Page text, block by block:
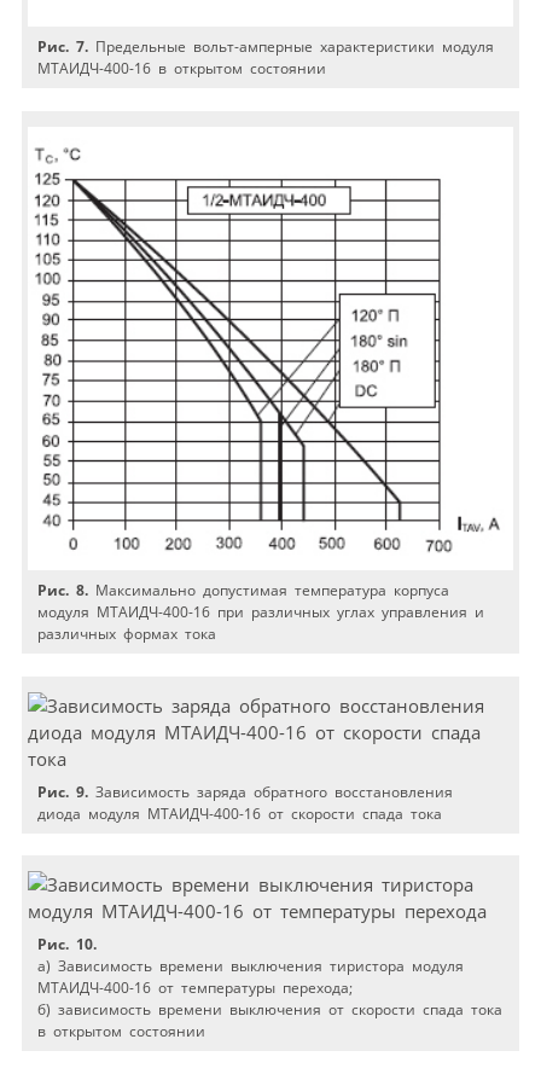
Рис. 7. Предельные вольт-амперные характеристики модуля
МТАИДЧ-400-16 в открытом состоянии
Рис. 8. Максимально допустимая температура корпуса
модуля МТАИДЧ-400-16 при различных углах управления и
различных формах тока
Рис. 9. Зависимость заряда обратного восстановления
диода модуля МТАИДЧ-400-16 от скорости спада тока
Рис. 10.
а) Зависимость времени выключения тиристора модуля
МТАИДЧ-400-16 от температуры перехода;
б) зависимость времени выключения от скорости спада тока
в открытом состоянии